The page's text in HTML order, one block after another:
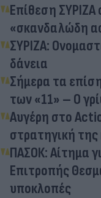
Επίθεση
«σκανδαλώδη
ΣΥΡΙΖΑ:
δάνεια
Σήμερα τα
των «11» – Ο
Αυγέρη στο
στρατηγική
ΠΑΣΟΚ: Αίτημα
Επιτροπής
υποκλοπές